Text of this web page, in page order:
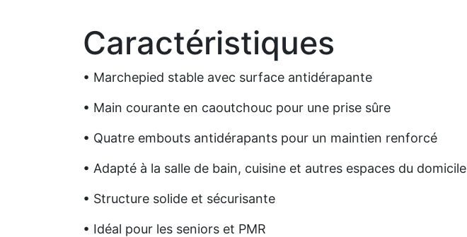
Caractéristiques
• Marchepied stable avec surface antidérapante
• Main courante en caoutchouc pour une prise sûre
• Quatre embouts antidérapants pour un maintien renforcé
• Adapté à la salle de bain, cuisine et autres espaces du domicile
• Structure solide et sécurisante
• Idéal pour les seniors et PMR